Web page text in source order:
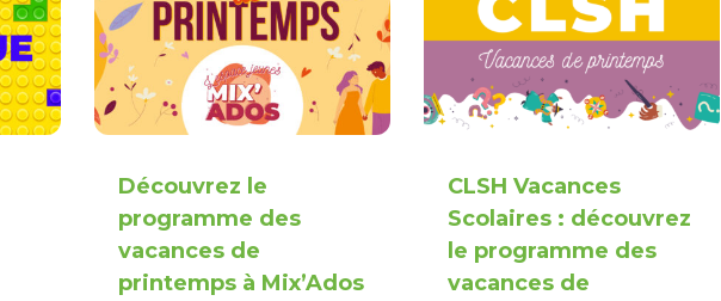
Découvrez le
programme des
vacances de
printemps à Mix’Ados
CLSH Vacances
Scolaires : découvrez
le programme des
vacances de